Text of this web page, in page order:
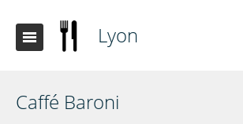
Lyon
Caffé Baroni